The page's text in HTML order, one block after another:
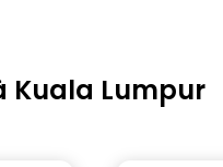
Kuala Lumpur